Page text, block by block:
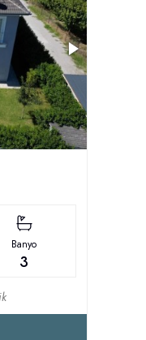
Banyo
3